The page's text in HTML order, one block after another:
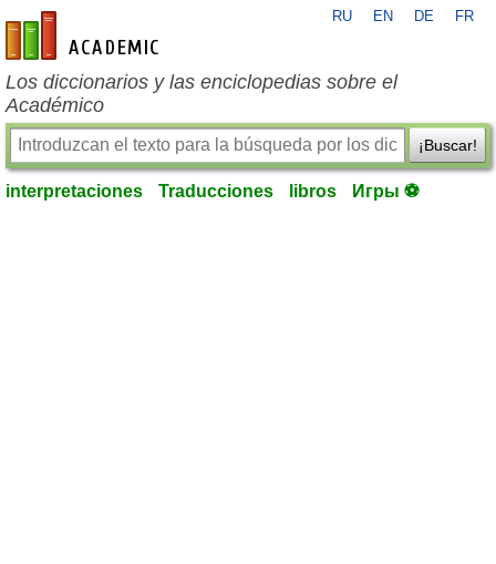
es-academic.com
RU EN DE FR
Los diccionarios y las enciclopedias sobre el
Académico
¡Buscar!
interpretaciones Traducciones libros Игры ⚽